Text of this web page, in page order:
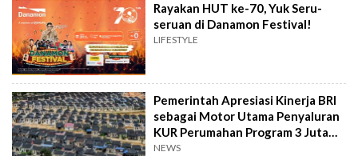
Rayakan HUT ke-70, Yuk Seru-
seruan di Danamon Festival!
LIFESTYLE
Pemerintah Apresiasi Kinerja BRI
sebagai Motor Utama Penyaluran
KUR Perumahan Program 3 Juta
Rumah
NEWS